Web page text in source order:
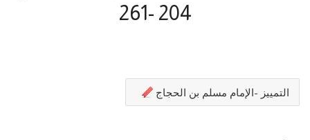
204 -261
التمييز -الإمام مسلم بن الحجاج